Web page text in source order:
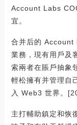
Account Labs
宜。
合并后的
業務，現有用戶及
索兩者在賬戶抽象
輕松擁有并管理自
入 Web3 世界。
主打輔助鎮定和恢